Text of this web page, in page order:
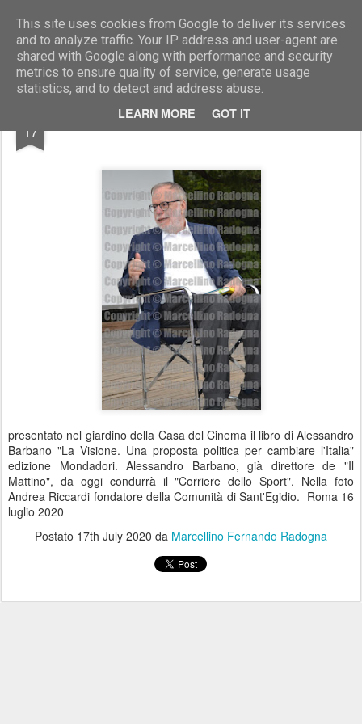
This site uses cookies from Google to deliver its services
and to analyze traffic. Your IP address and user-agent are
shared with Google along with performance and security
metrics to ensure quality of service, generate usage
statistics, and to detect and address abuse.
LEARN MORE GOT IT
Marcellino Radogna - Fotonotizie per la stampa
17 Andrea Riccardi
presentato nel giardino della Casa del Cinema il libro di Alessandro
Barbano "La Visione. Una proposta politica per cambiare l'Italia"
edizione Mondadori. Alessandro Barbano, già direttore de "Il
Mattino", da oggi condurrà il "Corriere dello Sport". Nella foto
Andrea Riccardi fondatore della Comunità di Sant'Egidio. Roma 16
luglio 2020
Postato 17th July 2020 da Marcellino Fernando Radogna